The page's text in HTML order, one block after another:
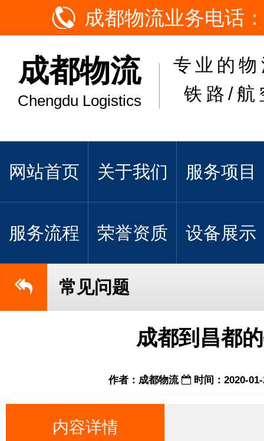
成都物流业务电话
成都物流
Chengdu Logistics
专业的
铁路/航
网站首页 关于我们 服务项目
服务流程 荣誉资质 设备展示
常见问题
成都到昌都
作者：成都物流 时间：2020-
内容详情